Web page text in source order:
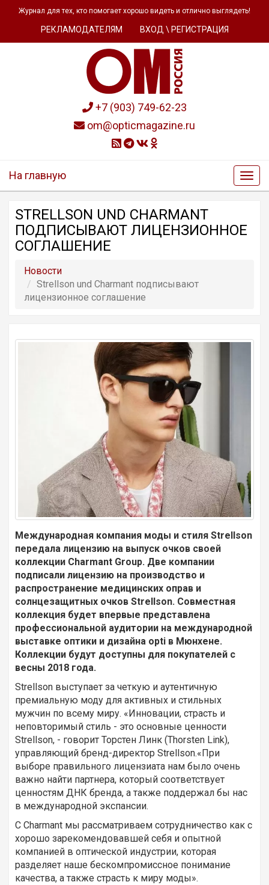
Журнал для тех, кто помогает хорошо видеть и отлично выглядеть!
РЕКЛАМОДАТЕЛЯМ ВХОД \ РЕГИСТРАЦИЯ
+7 (903) 749-62-23
om@opticmagazine.ru
На главную
STRELLSON UND CHARMANT
ПОДПИСЫВАЮТ ЛИЦЕНЗИОННОЕ
СОГЛАШЕНИЕ
Новости
Strellson und Charmant подписывают
лицензионное соглашение
Международная компания моды и стиля Strellson
передала лицензию на выпуск очков своей
коллекции Charmant Group. Две компании
подписали лицензию на производство и
распространение медицинских оправ и
солнцезащитных очков Strellson. Совместная
коллекция будет впервые представлена ​​
профессиональной аудитории на международной
выставке оптики и дизайна opti в Мюнхене.
Коллекции будут доступны для покупателей с
весны 2018 года.
Strellson выступает за четкую и аутентичную
премиальную моду для активных и стильных
мужчин по всему миру. «Инновации, страсть и
неповторимый стиль - это основные ценности
Strellson, - говорит Торстен Линк (Thorsten Link),
управляющий бренд-директор Strellson.«При
выборе правильного лицензиата нам было очень
важно найти партнера, который соответствует
ценностям ДНК бренда, а также поддержал бы нас
в международной экспансии.
С Charmant мы рассматриваем сотрудничество как с
хорошо зарекомендовавшей себя и опытной
компанией в оптической индустрии, которая
разделяет наше бескомпромиссное понимание
качества, а также страсть к миру моды».